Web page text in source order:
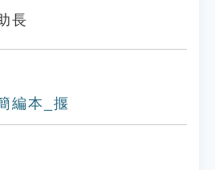
長
編本_揠